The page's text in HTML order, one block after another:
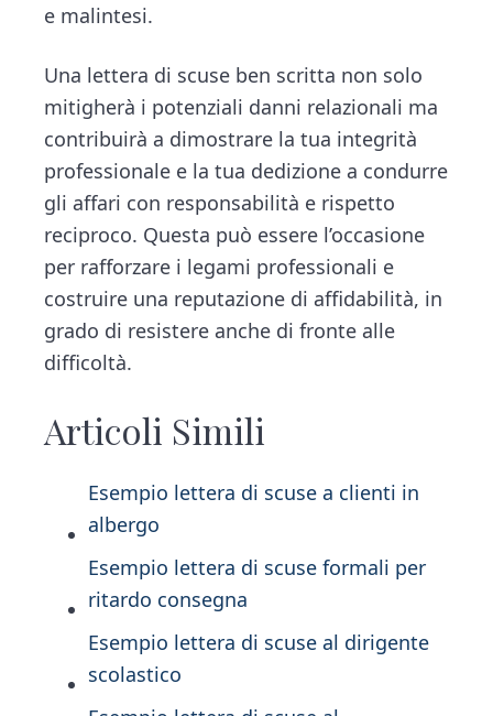
e malintesi.
Una lettera di scuse ben scritta non solo
mitigherà i potenziali danni relazionali ma
contribuirà a dimostrare la tua integrità
professionale e la tua dedizione a condurre
gli affari con responsabilità e rispetto
reciproco. Questa può essere l’occasione
per rafforzare i legami professionali e
costruire una reputazione di affidabilità, in
grado di resistere anche di fronte alle
difficoltà.
Articoli Simili
Esempio lettera di scuse a clienti in
albergo
Esempio lettera di scuse formali per
ritardo consegna
Esempio lettera di scuse al dirigente
scolastico